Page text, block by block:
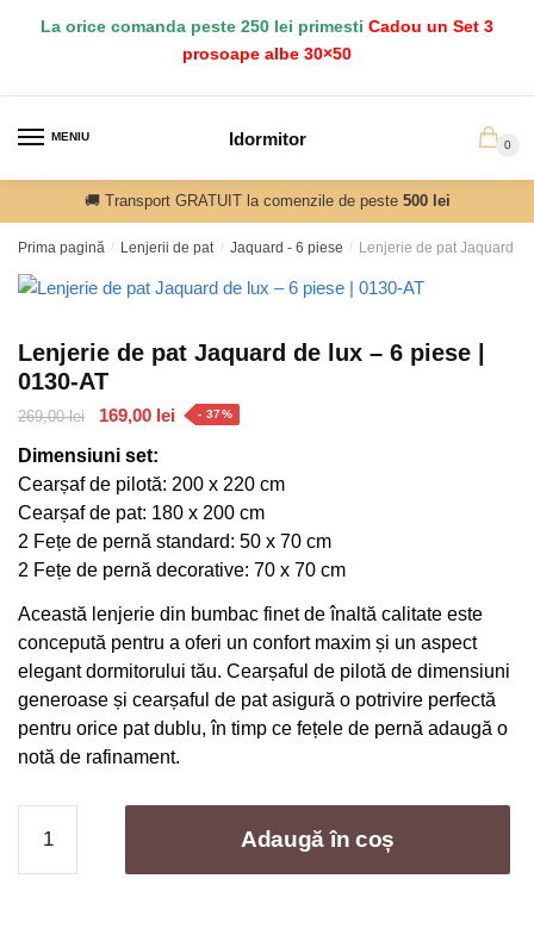
La orice comanda peste 250 lei primesti Cadou un Set 3
prosoape albe 30×50
MENIU Idormitor 0
🚚 Transport GRATUIT la comenzile de peste 500 lei
Prima pagină / Lenjerii de pat / Jaquard - 6 piese / Lenjerie de pat Jaquard
Lenjerie de pat Jaquard de lux – 6 piese |
0130-AT
269,00lei
Prețul
a
fost:
269,00 lei.
169,00 lei Prețul
169,00 lei.
- 37%
Dimensiuni set:
Cearșaf de pilotă: 200 x 220 cm
Cearșaf de pat: 180 x 200 cm
2 Fețe de pernă standard: 50 x 70 cm
2 Fețe de pernă decorative: 70 x 70 cm
Această lenjerie din bumbac finet de înaltă calitate este
concepută pentru a oferi un confort maxim și un aspect
elegant dormitorului tău. Cearșaful de pilotă de dimensiuni
generoase și cearșaful de pat asigură o potrivire perfectă
pentru orice pat dublu, în timp ce fețele de pernă adaugă o
notă de rafinament.
Lenjerie
de
Adaugă în coș